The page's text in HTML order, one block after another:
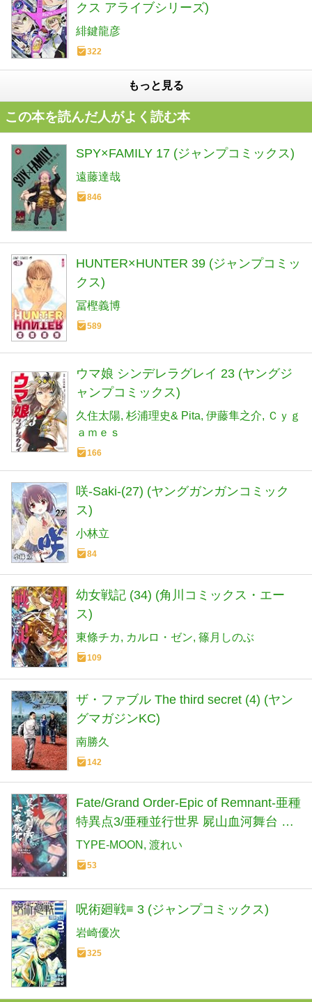
クス アライブシリーズ)
緋鍵龍彦
322
もっと見る
この本を読んだ人がよく読む本
SPY×FAMILY 17 (ジャンプコミックス)
遠藤達哉
846
HUNTER×HUNTER 39 (ジャンプコミッ
クス)
冨樫義博
589
ウマ娘 シンデレラグレイ 23 (ヤングジ
ャンプコミックス)
久住太陽 杉浦理史& Pita 伊藤隼之介
Ｃｙｇ
ａｍｅｓ
166
咲-Saki-(27) (ヤングガンガンコミック
ス)
小林立
84
幼女戦記 (34) (角川コミックス・エー
ス)
東條チカ カルロ・ゼン 篠月しのぶ
109
ザ・ファブル The third secret (4) (ヤン
グマガジンKC)
南勝久
142
Fate/Grand Order-Epic of Remnant-亜種
特異点3/亜種並行世界 屍山血河舞台 下
総国 英霊剣豪七番勝負(6) (少年マガジ
ンKC)
TYPE-MOON 渡れい
53
呪術廻戦≡ 3 (ジャンプコミックス)
岩崎優次
325